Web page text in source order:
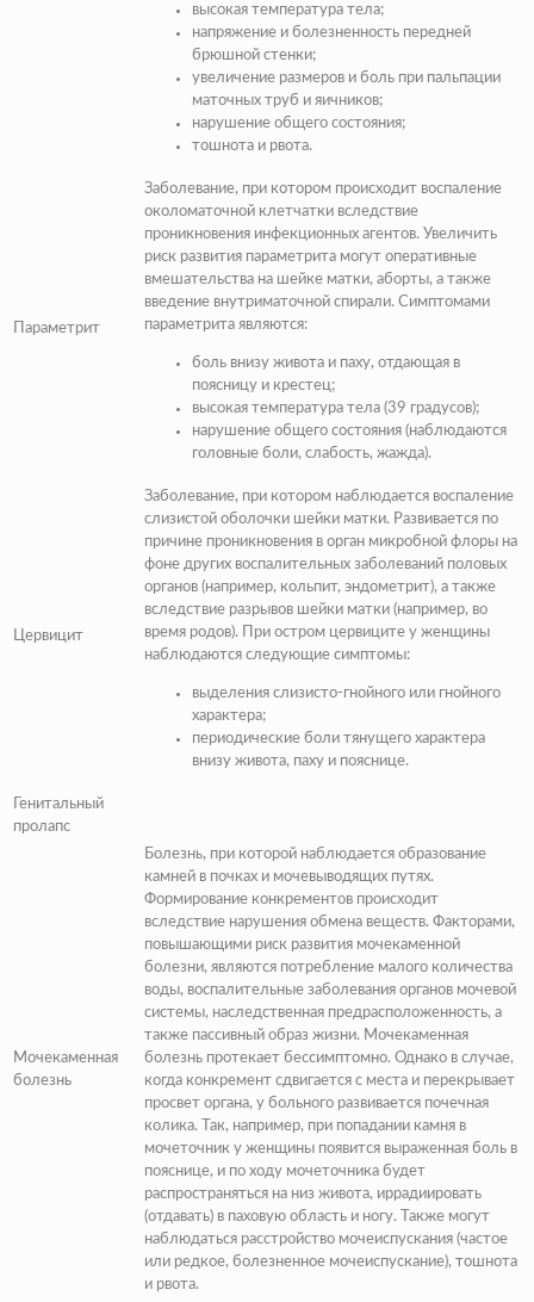
высокая температура тела;
напряжение и болезненность передней
брюшной стенки;
увеличение размеров и боль при пальпации
маточных труб и яичников;
нарушение общего состояния;
тошнота и рвота.
Параметрит
Заболевание, при котором происходит воспаление
околоматочной клетчатки вследствие
проникновения инфекционных агентов. Увеличить
риск развития параметрита могут оперативные
вмешательства на шейке матки, аборты, а также
введение внутриматочной спирали. Симптомами
параметрита являются:
боль внизу живота и паху, отдающая в
поясницу и крестец;
высокая температура тела (39 градусов);
нарушение общего состояния (наблюдаются
головные боли, слабость, жажда).
Цервицит
Заболевание, при котором наблюдается воспаление
слизистой оболочки шейки матки. Развивается по
причине проникновения в орган микробной флоры на
фоне других воспалительных заболеваний половых
органов (например, кольпит, эндометрит), а также
вследствие разрывов шейки матки (например, во
время родов).
При остром цервиците у женщины
наблюдаются следующие симптомы:
выделения слизисто-гнойного или гнойного
характера;
периодические боли тянущего характера
внизу живота, паху и пояснице.
Генитальный
пролапс
Мочекаменная
болезнь
Болезнь, при которой наблюдается образование
камней в почках и мочевыводящих путях.
Формирование конкрементов происходит
вследствие нарушения обмена веществ. Факторами,
повышающими риск развития мочекаменной
болезни, являются потребление малого количества
воды, воспалительные заболевания органов мочевой
системы, наследственная предрасположенность, а
также пассивный образ жизни. Мочекаменная
болезнь протекает бессимптомно. Однако в случае,
когда конкремент сдвигается с места и перекрывает
просвет органа, у больного развивается почечная
колика. Так, например, при попадании камня в
мочеточник у женщины появится выраженная боль в
пояснице, и по ходу мочеточника будет
распространяться на низ живота, иррадиировать
(отдавать) в паховую область и ногу. Также могут
наблюдаться расстройство мочеиспускания (частое
или редкое, болезненное мочеиспускание), тошнота
и рвота.